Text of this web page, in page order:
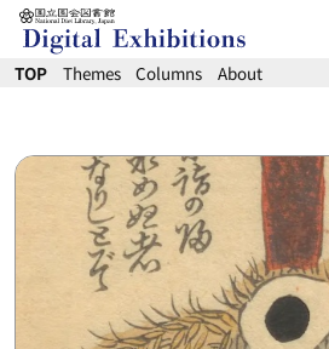
Jump to main content
TOP Themes Columns About